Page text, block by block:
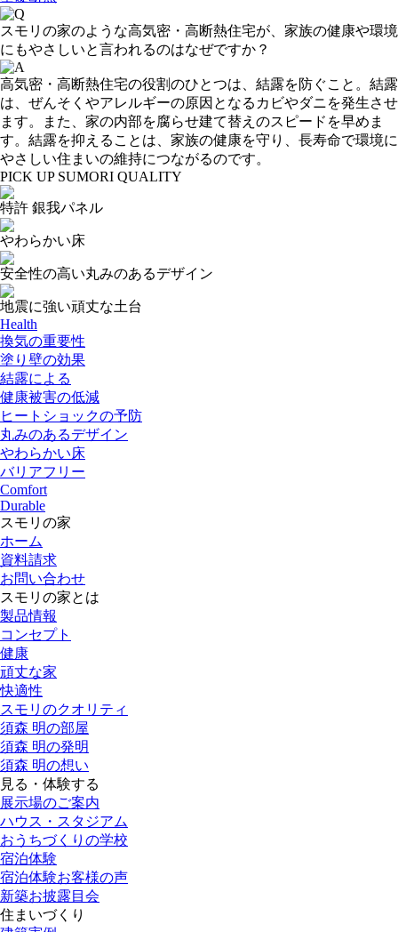
スモリの家のような高気密・高断熱住宅が、家族の健康や環境
にもやさしいと言われるのはなぜですか？
高気密・高断熱住宅の役割のひとつは、結露を防ぐこと。結露
は、ぜんそくやアレルギーの原因となるカビやダニを発生させ
ます。また、家の内部を腐らせ建て替えのスピードを早めま
す。結露を抑えることは、家族の健康を守り、長寿命で環境に
やさしい住まいの維持につながるのです。
PICK UP SUMORI QUALITY
特許 銀我パネル
やわらかい床
安全性の高い丸みのあるデザイン
地震に強い頑丈な土台
Health
換気の重要性
塗り壁の効果
結露による
健康被害の低減
ヒートショックの予防
丸みのあるデザイン
やわらかい床
バリアフリー
Comfort
Durable
スモリの家
ホーム
資料請求
お問い合わせ
スモリの家とは
製品情報
コンセプト
健康
頑丈な家
快適性
スモリのクオリティ
須森 明の部屋
須森 明の発明
須森 明の想い
見る・体験する
展示場のご案内
ハウス・スタジアム
おうちづくりの学校
宿泊体験
宿泊体験お客様の声
新築お披露目会
住まいづくり